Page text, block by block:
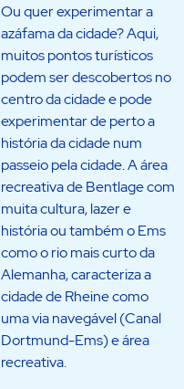
Ou quer experimentar a
azáfama da cidade? Aqui,
muitos pontos turísticos
podem ser descobertos no
centro da cidade e pode
experimentar de perto a
história da cidade num
passeio pela cidade. A área
recreativa de Bentlage com
muita cultura, lazer e
história ou também o Ems
como o rio mais curto da
Alemanha, caracteriza a
cidade de Rheine como
uma via navegável (Canal
Dortmund-Ems) e área
recreativa.